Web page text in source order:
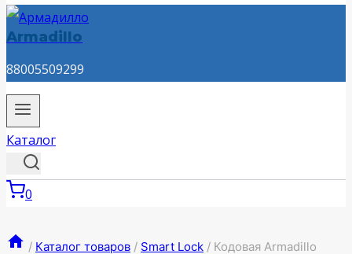
Armadillo
88005509299
Каталог
0
/ Каталог товаров / Smart Lock / Кодовая Armadillo